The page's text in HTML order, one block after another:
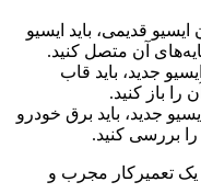
قدیمی، باید ایسیو
آن متصل کنید.
جدید، باید قاب
را باز کنید.
جدید، باید برق خودرو
بررسی کنید.
یک تعمیرکار مجرب و